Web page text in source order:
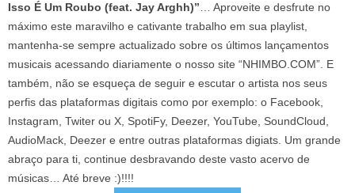
Isso É Um Roubo (feat. Jay Arghh)” … Aproveite e desfrute no
máximo este maravilho e cativante trabalho em sua playlist,
mantenha-se sempre actualizado sobre os últimos lançamentos
musicais acessando diariamente o nosso site “NHIMBO.COM”. E
também, não se esqueça de seguir e escutar o artista nos seus
perfis das plataformas digitais como por exemplo: o Facebook,
Instagram, Twiter ou X, SpotiFy, Deezer, YouTube, SoundCloud,
AudioMack, Deezer e entre outras plataformas digiats. Um grande
abraço para ti, continue desbravando deste vasto acervo de
músicas… Até breve :)!!!!